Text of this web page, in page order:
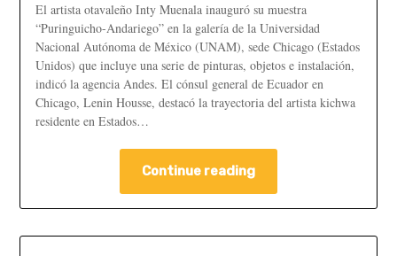
El artista otavaleño Inty Muenala inauguró su muestra
“Puringuicho-Andariego” en la galería de la Universidad
Nacional Autónoma de México (UNAM), sede Chicago (Estados
Unidos) que incluye una serie de pinturas, objetos e instalación,
indicó la agencia Andes. El cónsul general de Ecuador en
Chicago, Lenin Housse, destacó la trayectoria del artista kichwa
residente en Estados…
Continue reading